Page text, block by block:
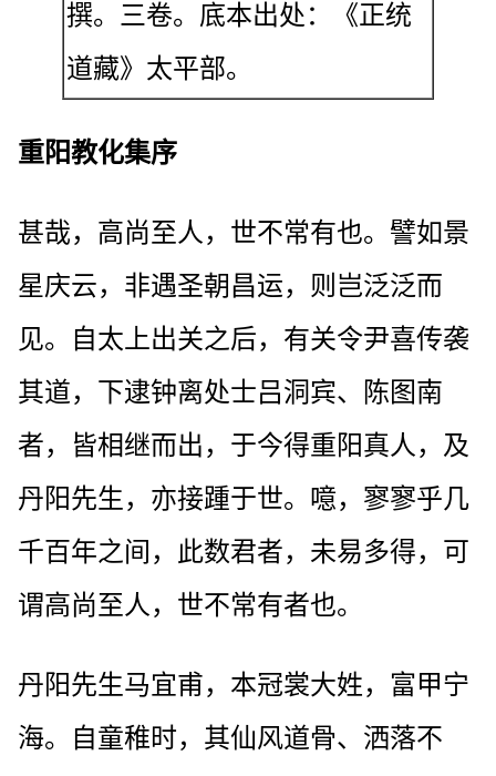
撰。三卷。底本出处：《正统
道藏》太平部。
重阳教化集序
甚哉，高尚至人，世不常有也。譬如景
星庆云，非遇圣朝昌运，则岂泛泛而
见。自太上出关之后，有关令尹喜传袭
其道，下逮钟离处士吕洞宾、陈图南
者，皆相继而出，于今得重阳真人，及
丹阳先生，亦接踵于世。噫，寥寥乎几
千百年之间，此数君者，未易多得，可
谓高尚至人，世不常有者也。
丹阳先生马宜甫，本冠裳大姓，富甲宁
海。自童稚时，其仙风道骨、洒落不